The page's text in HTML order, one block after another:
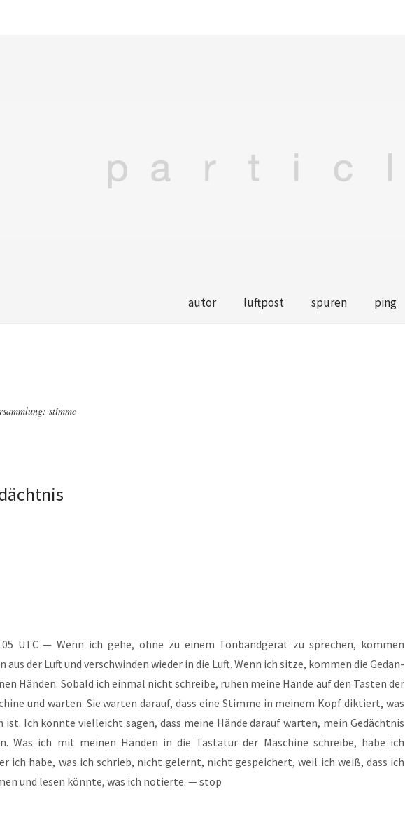
autor luftpost spuren ping
stimme
UTC — Wenn ich gehe, ohne zu einem Ton­band­ge­rät zu spre­chen, kom­men
aus der Luft und ver­schwin­den wie­der in die Luft. Wenn ich sit­ze, kom­men die Gedan­
Hän­den. Sobald ich ein­mal nicht schrei­be, ruhen mei­ne Hän­de auf den Tas­ten der
und war­ten. Sie war­ten dar­auf, dass eine Stim­me in mei­nem Kopf dik­tiert, was
ist. Ich könn­te viel­leicht sagen, dass mei­ne Hän­de dar­auf war­ten, mein Gedächt­nis
Was ich mit mei­nen Hän­den in die Tas­ta­tur der Maschi­ne schrei­be, habe ich
ich habe, was ich schrieb, nicht gelernt, nicht gespei­chert, weil ich weiß, dass ich
und lesen könn­te, was ich notier­te. — stop